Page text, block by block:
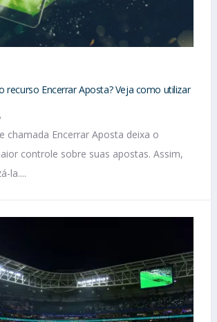
recurso Encerrar Aposta? Veja como utilizar
chamada Encerrar Aposta deixa o
controle sobre suas apostas. Assim,
la....